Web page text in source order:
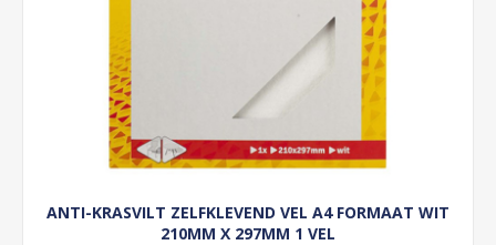
ANTI-KRASVILT ZELFKLEVEND VEL A4 FORMAAT WIT
210MM X 297MM 1 VEL